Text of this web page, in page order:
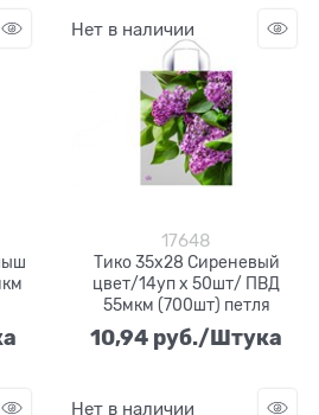
Нет в наличии
17648
Тико 35х28 Сиреневый
цвет/14уп х 50шт/ ПВД
55мкм (700шт) петля
10,94 руб./Штука
Нет в наличии